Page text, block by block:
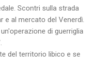
Scontri sulla strada
e al mercato del Venerdì.
di guerriglia
del territorio libico e se